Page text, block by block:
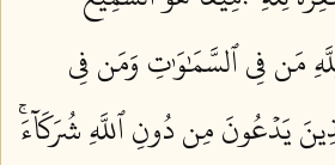
مَن فِي ٱلسَّمَٰوَٰتِ وَمَن فِي
يَدۡعُونَ مِن دُونِ ٱللَّهِ شُرَكَآءَۚ